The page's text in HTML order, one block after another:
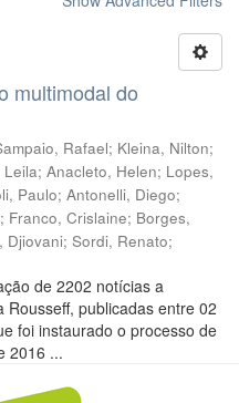
multimodal do
Rafael; Kleina, Nilton;
Leila; Anacleto, Helen; Lopes,
Paulo; Antonelli, Diego;
; Franco, Crislaine; Borges,
Djiovani; Sordi, Renato;
de 2202 notícias a
publicadas entre 02
foi instaurado o processo de
2016 ...